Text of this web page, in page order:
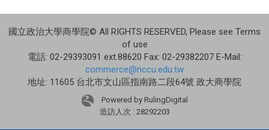
國立政治大學商學院© All RIGHTS RESERVED, Please see Terms
of use
電話: 02-29393091 ext.88620 Fax: 02-29382207 E-Mail:
commerce@nccu.edu.tw
地址: 11605 台北市文山區指南路二段64號 政大商學院
Powered by RulingDigital
造訪人次 : 28292203